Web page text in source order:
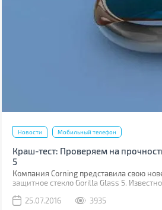
Новости Мобильный телефон
Краш-тест: Проверяем на
5
Компания Corning представила свою
защитное стекло Gorilla Glass 5.
Как правило, большинство из них
25.07.2016 3935